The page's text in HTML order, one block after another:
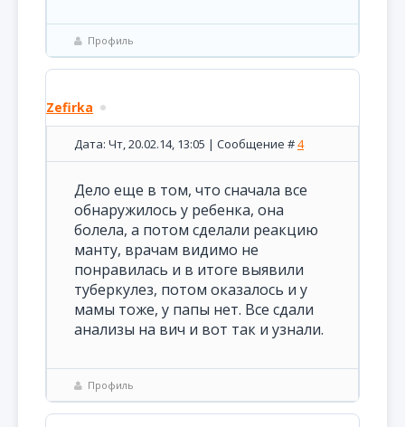
Профиль
Zefirka
Дата: Чт, 20.02.14, 13:05 | Сообщение #4
Дело еще в том, что сначала все
обнаружилось у ребенка, она
болела, а потом сделали реакцию
манту, врачам видимо не
понравилась и в итоге выявили
туберкулез, потом оказалось и у
мамы тоже, у папы нет. Все сдали
анализы на вич и вот так и узнали.
Профиль